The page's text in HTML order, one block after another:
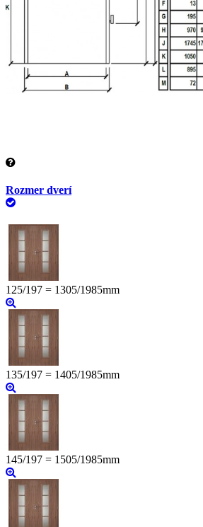
Rozmer dverí
125/197 = 1305/1985mm
135/197 = 1405/1985mm
145/197 = 1505/1985mm